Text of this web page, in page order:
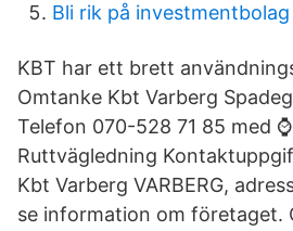
Bli rik på investmentbolag
KBT har ett brett
Omtanke Kbt Varberg
Telefon 070-528 71 85 med
Ruttvägledning
Kbt Varberg VARBERG,
se information om företaget.